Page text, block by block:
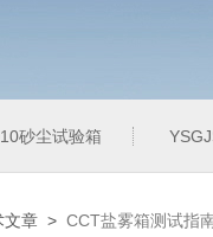
砂尘试验箱
文章 > CCT盐雾箱测试指